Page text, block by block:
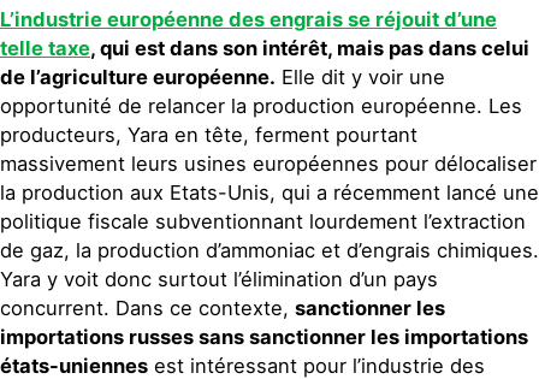
L’industrie européenne des engrais se réjouit d’une
telle taxe, qui est dans son intérêt, mais pas dans celui
de l’agriculture européenne. Elle dit y voir une
opportunité de relancer la production européenne. Les
producteurs, Yara en tête, ferment pourtant
massivement leurs usines européennes pour délocaliser
la production aux Etats-Unis, qui a récemment lancé une
politique fiscale subventionnant lourdement l’extraction
de gaz, la production d’ammoniac et d’engrais chimiques.
Yara y voit donc surtout l’élimination d’un pays
concurrent. Dans ce contexte, sanctionner les
importations russes sans sanctionner les importations
états-uniennes est intéressant pour l’industrie des